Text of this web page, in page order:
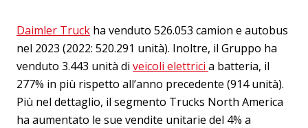
Daimler Truck ha venduto 526.053 camion e autobus
nel 2023 (2022: 520.291 unità). Inoltre, il Gruppo ha
venduto 3.443 unità di veicoli elettrici a batteria, il
277% in più rispetto all’anno precedente (914 unità).
Più nel dettaglio, il segmento Trucks North America
ha aumentato le sue vendite unitarie del 4% a